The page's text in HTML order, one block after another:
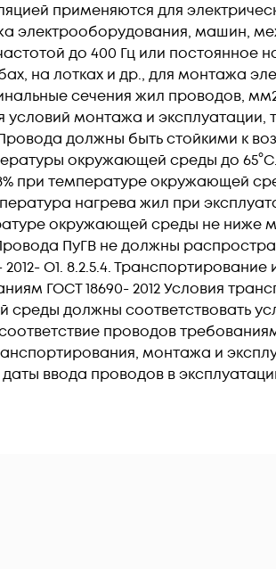
применяются для
электрооборудования, машин,
до 400 Гц или постоянное
на лотках и др., для монтажа
сечения жил проводов, мм2:
условий монтажа и
Провода должны быть стойкими к
окружающей среды до
при температуре окружающей
нагрева жил при
окружающей среды не ниже
ПуГВ не должны
О1. 8.2.5.4.
ГОСТ 18690- 2012 Условия
среды должны соответствовать
проводов требованиям
монтажа и
ввода проводов в